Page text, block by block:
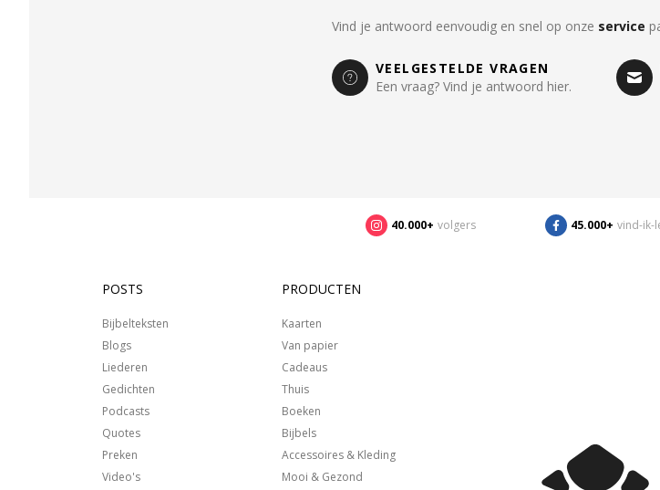
Vind je antwoord eenvoudig en snel op onze service
VEELGESTELDE VRAGEN
Een vraag? Vind je antwoord hier.
40.000+ volgers 45.000+ vind-ik-
POSTS
Bijbelteksten
Blogs
Liederen
Gedichten
Podcasts
Quotes
Preken
Video's
PRODUCTEN
Kaarten
Van papier
Cadeaus
Thuis
Boeken
Bijbels
Accessoires & Kleding
Mooi & Gezond